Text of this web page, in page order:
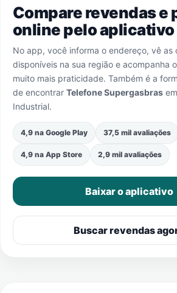
Compare revendas e
online pelo aplicativo
No app, você informa o endereço, vê as
disponíveis na sua região e acompanha
muito mais praticidade. Também é a
de encontrar Telefone Supergasbras em
Industrial.
4,9 na Google Play 37,5 mil avaliações
4,9 na App Store 2,9 mil avaliações
Baixar o aplicativo
Buscar revendas